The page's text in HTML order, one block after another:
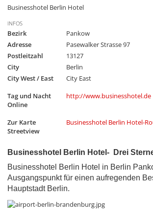
Businesshotel Berlin Hotel
INFOS
Bezirk
Pankow
Adresse
Pasewalker Strasse 97
Postleitzahl
13127
City
Berlin
City West / East
City East
Tag und Nacht
Online
http://www.businesshotel.de
Zur Karte
Streetview
Businesshotel Berlin Hotel-
Businesshotel Berlin Hotel- Drei
Businesshotel Berlin Hotel in Berlin
Ausgangspunkt für einen aufregenden
Hauptstadt Berlin.